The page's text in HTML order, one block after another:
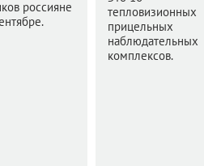
россияне
тепловизионных
прицельных
наблюдательных
комплексов.